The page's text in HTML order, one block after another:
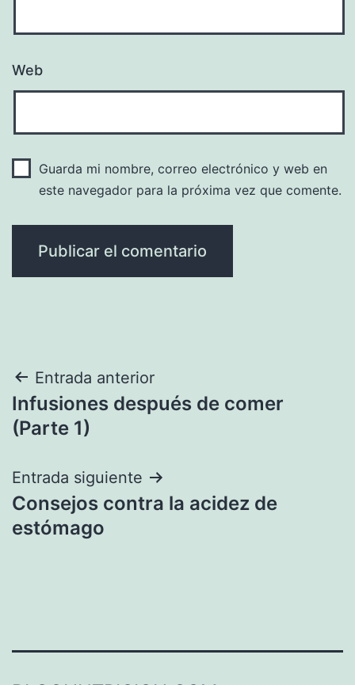
Web
Guarda mi nombre, correo electrónico y web en
este navegador para la próxima vez que comente.
Navegación
de
Entrada anterior
Infusiones después de comer
(Parte 1)
Entrada siguiente
Consejos contra la acidez de
estómago